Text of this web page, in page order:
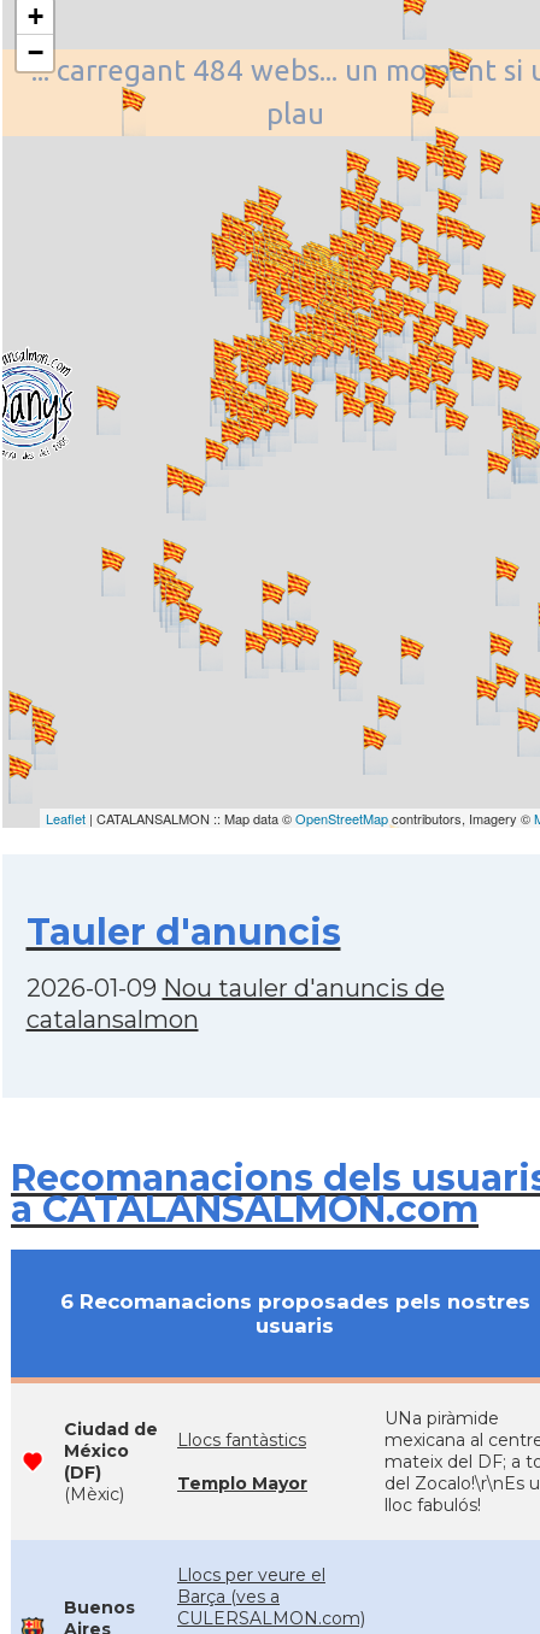
... carregant 484 webs... un moment si
plau
+
−
Leaflet | CATALANSALMON :: Map data ©OpenStreetMapcontributors, Imagery ©
Tauler d'anuncis
2026-01-09 Nou tauler d'anuncis de
catalansalmon
Recomanacions dels
a CATALANSALMON.com
6 Recomanacions proposades pels nostres
usuaris
Ciudad de
México
(DF)
(Mèxic)
Llocs fantàstics
Templo Mayor
UNa piràmide
mexicana al
mateix del DF; a
del Zocalo!\r\nEs
lloc fabulós!
Buenos
Aires
Llocs per veure el
Barça (ves a
CULERSALMON.com)